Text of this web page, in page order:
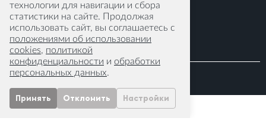
© 2015-2026 RICOH IMAGING EUROPE S.A.S
технологии для навигации и сбора
статистики на сайте. Продолжая
использовать сайт, вы соглашаетесь с
положениями об использовании
cookies, политикой
конфиденциальности и обработки
персональных данных.
Принять Отклонить Настройки